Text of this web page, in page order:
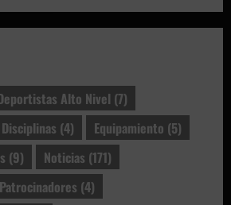
Alto Nivel (7)
Disciplinas (4) Equipamiento (5)
(9) Noticias (171)
Patrocinadores (4)